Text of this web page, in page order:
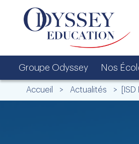
Groupe Odyssey Nos
Accueil > Actualités > [ISD